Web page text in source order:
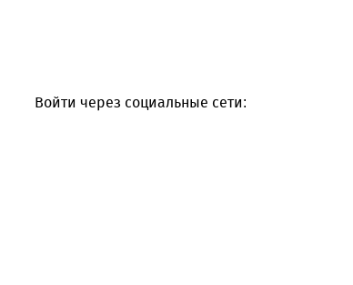
Войти через социальные сети: